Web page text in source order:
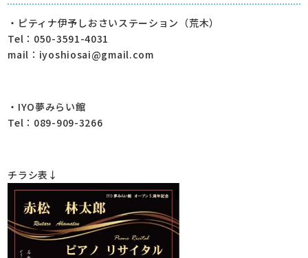
・ピティナ伊予しおさいステーション（荒木）
Tel：050-3591-4031
mail：iyoshiosai@gmail.com
・IYO夢みらい館
Tel：089-909-3266
チラシ表↓